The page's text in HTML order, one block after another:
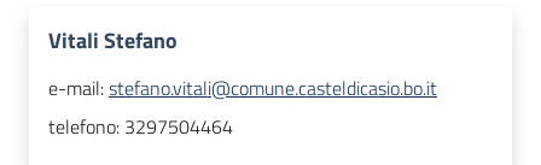
Vitali Stefano
e-mail:stefano.vitali@comune.casteldicasio.bo.it
telefono: 3297504464